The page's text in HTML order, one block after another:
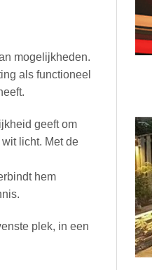
mogelijkheden.
als functioneel
geeft om
licht. Met de
hem
plek, in een